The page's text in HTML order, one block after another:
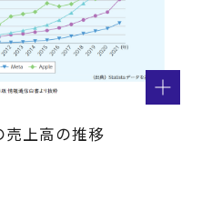
売上高の推移